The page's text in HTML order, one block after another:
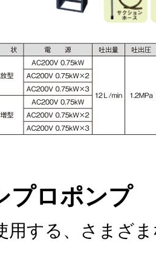
プロポンプ
用する、さまざ